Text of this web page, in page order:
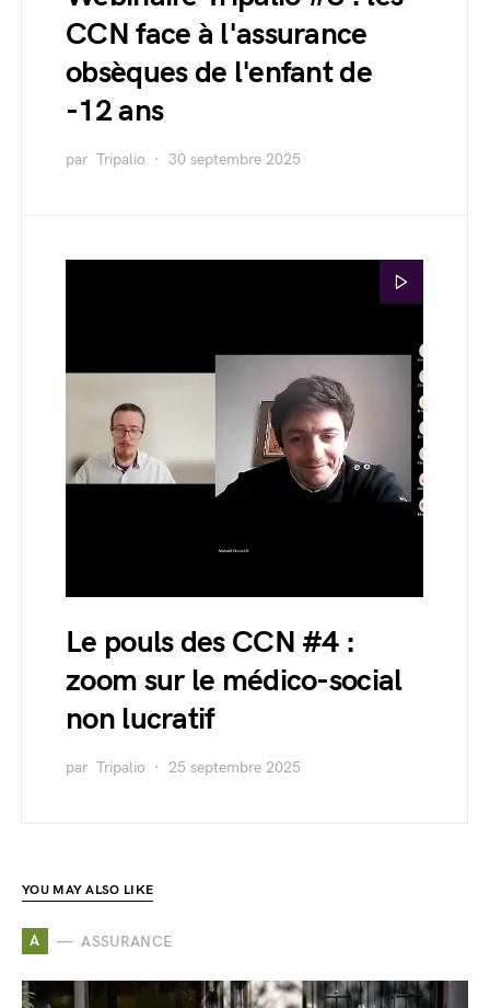
CCN face à l'assurance
obsèques de l'enfant de
-12 ans
par Tripalio 30 septembre 2025
Le pouls des CCN #4 :
zoom sur le médico-social
non lucratif
par Tripalio 25 septembre 2025
YOU MAY ALSO LIKE
A ASSURANCE